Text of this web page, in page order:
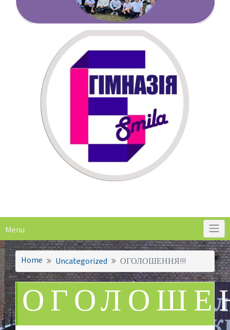
Menu
Home Uncategorized ОГОЛОШЕННЯ!!!